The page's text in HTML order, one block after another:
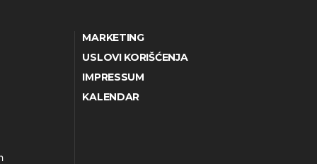
MARKETING
USLOVI KORIŠĆENJA
IMPRESSUM
KALENDAR